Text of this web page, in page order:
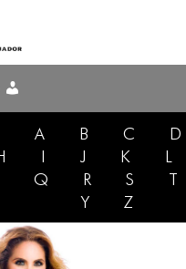
A B C D
I J K L
Q R S T
Y
Z